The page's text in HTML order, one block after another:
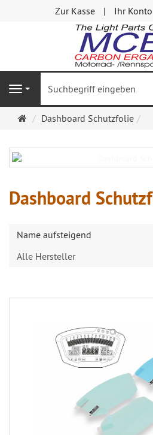
Zur Kasse Ihr Konto
Navigation
Startseite
Dashboard Schutzfolie
Dashboard
Name aufsteigend
Alle Hersteller